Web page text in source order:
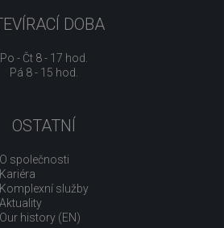
DOBA
Po - Čt 8 - 17 hod.
Pá 8 - 15 hod.
OSTATNÍ
O společnosti
Kariéra
Komplexní služby
Aktuality
Our history (EN)